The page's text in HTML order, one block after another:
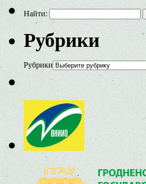
Найти:
Рубрики
Рубрики